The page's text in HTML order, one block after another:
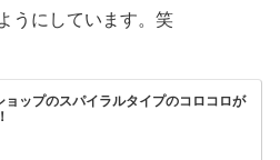
うにしています。笑
ョップのスパイラルタイプのコロコロが